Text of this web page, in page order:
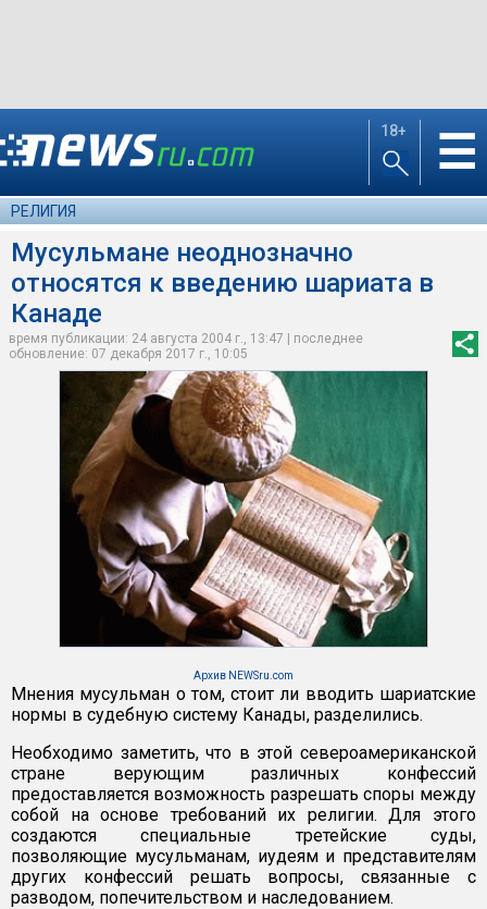
18+ ☰
РЕЛИГИЯ
Мусульмане неоднозначно
относятся к введению шариата в
Канаде
время публикации: 24 августа 2004 г., 13:47 | последнее
обновление: 07 декабря 2017 г., 10:05
Архив NEWSru.com
Мнения мусульман о том, стоит ли вводить шариатские
нормы в судебную систему Канады, разделились.
Необходимо заметить, что в этой североамериканской
стране верующим различных конфессий
предоставляется возможность разрешать споры между
собой на основе требований их религии. Для этого
создаются специальные третейские суды,
позволяющие мусульманам, иудеям и представителям
других конфессий решать вопросы, связанные с
разводом, попечительством и наследованием.